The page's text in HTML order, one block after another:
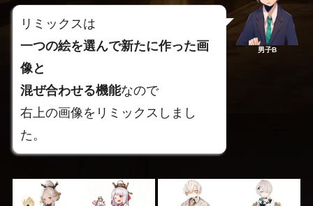
リミックスは
一つの絵を選んで新たに作った画
像と
混ぜ合わせる機能なので
右上の画像をリミックスしまし
た。
男子B